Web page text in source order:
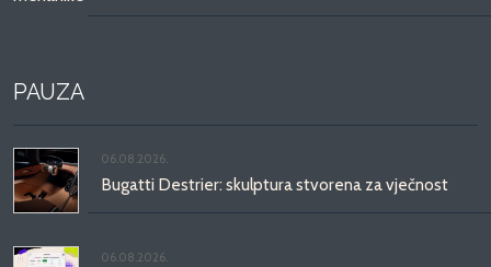
PAUZA
06.08.2026.
Bugatti Destrier: skulptura stvorena za vječnost
06.08.2026.